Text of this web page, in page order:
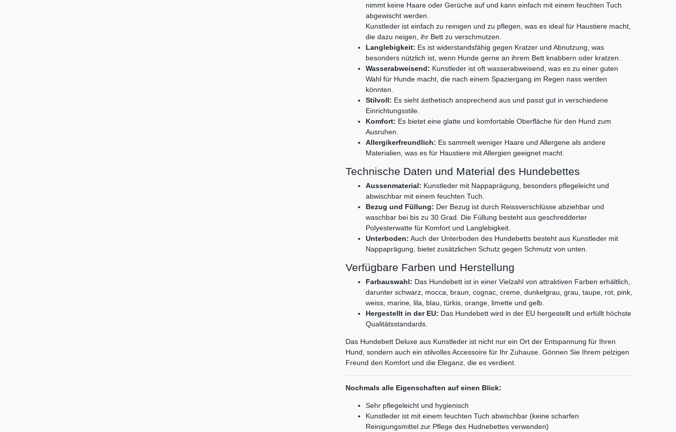
nimmt keine Haare oder Gerüche auf und kann einfach mit einem feuchten Tuch
abgewischt werden.
Kunstleder ist einfach zu reinigen und zu pflegen, was es ideal für Haustiere macht,
die dazu neigen, ihr Bett zu verschmutzen.
Langlebigkeit: Es ist widerstandsfähig gegen Kratzer und Abnutzung, was
besonders nützlich ist, wenn Hunde gerne an ihrem Bett knabbern oder kratzen.
Wasserabweisend: Kunstleder ist oft wasserabweisend, was es zu einer guten
Wahl für Hunde macht, die nach einem Spaziergang im Regen nass werden
könnten.
Stilvoll: Es sieht ästhetisch ansprechend aus und passt gut in verschiedene
Einrichtungsstile.
Komfort: Es bietet eine glatte und komfortable Oberfläche für den Hund zum
Ausruhen.
Allergikerfreundlich: Es sammelt weniger Haare und Allergene als andere
Materialien, was es für Haustiere mit Allergien geeignet macht.
Technische Daten und Material des Hundebettes
Aussenmaterial: Kunstleder mit Nappaprägung, besonders pflegeleicht und
abwischbar mit einem feuchten Tuch.
Bezug und Füllung: Der Bezug ist durch Reissverschlüsse abziehbar und
waschbar bei bis zu 30 Grad. Die Füllung besteht aus geschredderter
Polyesterwatte für Komfort und Langlebigkeit.
Unterboden: Auch der Unterboden des Hundebetts besteht aus Kunstleder mit
Nappaprägung, bietet zusätzlichen Schutz gegen Schmutz von unten.
Verfügbare Farben und Herstellung
Farbauswahl: Das Hundebett ist in einer Vielzahl von attraktiven Farben erhältlich,
darunter schwarz, mocca, braun, cognac, creme, dunkelgrau, grau, taupe, rot, pink,
weiss, marine, lila, blau, türkis, orange, limette und gelb.
Hergestellt in der EU: Das Hundebett wird in der EU hergestellt und erfüllt höchste
Qualitätsstandards.
Das Hundebett Deluxe aus Kunstleder ist nicht nur ein Ort der Entspannung für Ihren
Hund, sondern auch ein stilvolles Accessoire für Ihr Zuhause. Gönnen Sie Ihrem pelzigen
Freund den Komfort und die Eleganz, die es verdient.
Nochmals alle Eigenschaften auf einen Blick:
Sehr pflegeleicht und hygienisch
Kunstleder ist mit einem feuchten Tuch abwischbar (keine scharfen
Reinigungsmittel zur Pflege des Hudnebettes verwenden)